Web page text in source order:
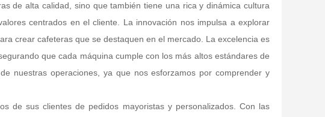
de alta calidad, sino que también tiene una rica y dinámica cultura
centrados en el cliente. La innovación nos impulsa a explorar
crear cafeteras que se destaquen en el mercado. La excelencia es
que cada máquina cumple con los más altos estándares de
nuestras operaciones, ya que nos esforzamos por comprender y
de sus clientes de pedidos mayoristas y personalizados. Con las